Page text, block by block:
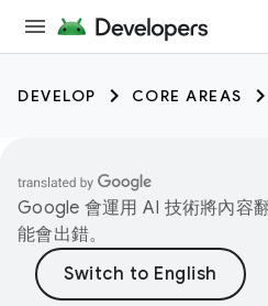
DEVELOP CORE AREAS
Google 會運用 AI 技術將內容
能會出錯。